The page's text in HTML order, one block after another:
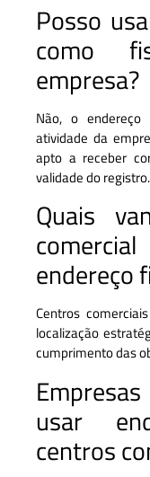
Posso
como
empresa?
Não, o
atividade da
apto a receber
validade do registro.
Quais
endereço
Centros
localização
cumprimento das
usar
centros